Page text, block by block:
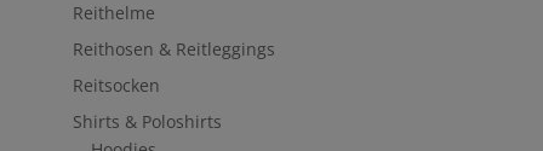
Reithelme
Reithosen & Reitleggings
Reitsocken
Shirts & Poloshirts